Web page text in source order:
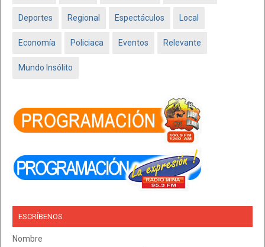
Deportes Regional Espectáculos Local
Economía Policiaca Eventos Relevante
Mundo Insólito
ESCRÍBENOS
Nombre